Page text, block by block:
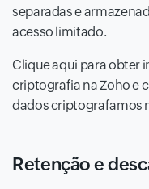
separadas e
acesso limitado.
Clique aqui para obter
criptografia na Zoho e
dados criptografamos
Retenção e